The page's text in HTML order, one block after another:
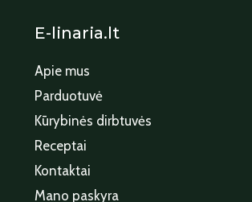
E-linaria.lt
Apie mus
Parduotuvė
Kūrybinės dirbtuvės
Receptai
Kontaktai
Mano paskyra